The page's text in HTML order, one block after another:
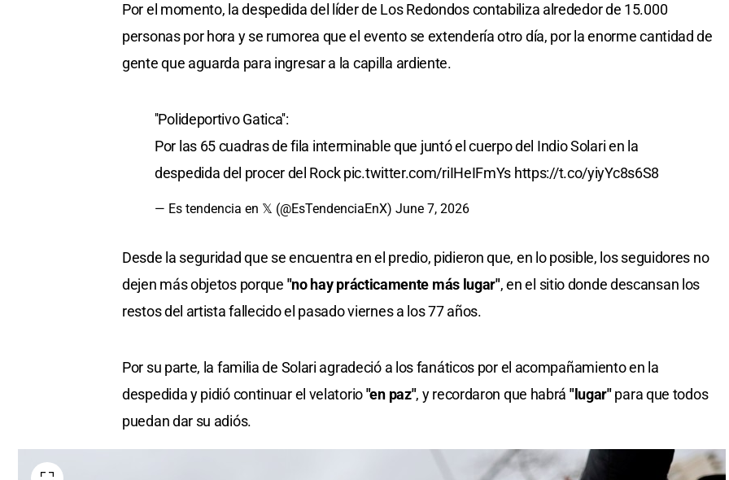
Por el momento, la despedida del líder de Los Redondos contabiliza alrededor de 15.000
personas por hora y se rumorea que el evento se extendería otro día, por la enorme cantidad de
gente que aguarda para ingresar a la capilla ardiente.
''Polideportivo Gatica'':
Por las 65 cuadras de fila interminable que juntó el cuerpo del Indio Solari en la
despedida del procer del Rockpic.twitter.com/riIHeIFmYs https://t.co/yiyYc8s6S8
— Es tendencia en 𝕏 (@EsTendenciaEnX) June 7, 2026
Desde la seguridad que se encuentra en el predio, pidieron que, en lo posible, los seguidores no
dejen más objetos porque "no hay prácticamente más lugar", en el sitio donde descansan los
restos del artista fallecido el pasado viernes a los 77 años.
Por su parte, la familia de Solari agradeció a los fanáticos por el acompañamiento en la
despedida y pidió continuar el velatorio"en paz", y recordaron que habrá "lugar"para que todos
puedan dar su adiós.